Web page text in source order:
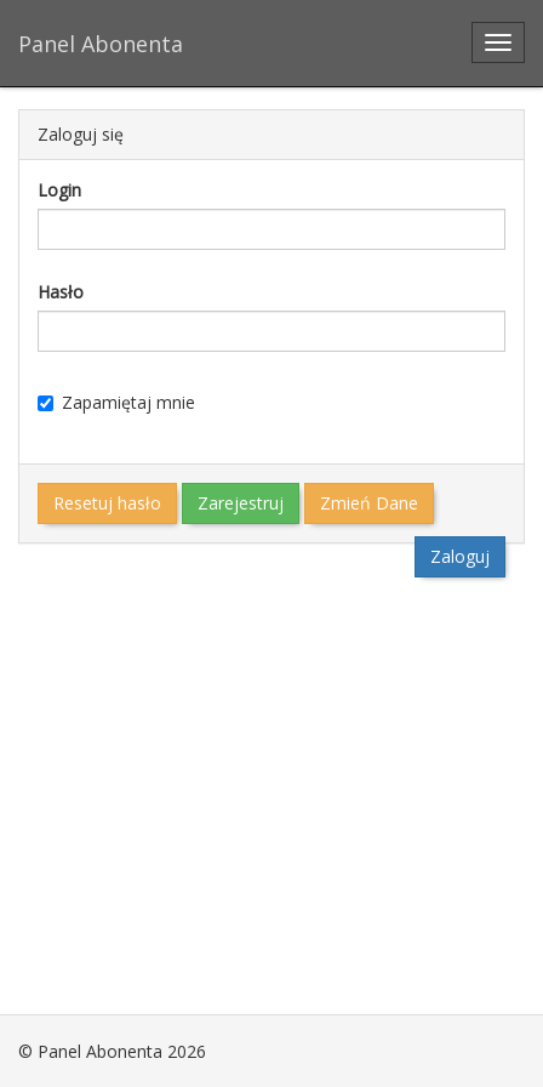
Panel Abonenta
Zaloguj się
Login
Hasło
Zapamiętaj mnie
Resetuj hasło Zarejestruj Zmień Dane
Zaloguj
© Panel Abonenta 2026